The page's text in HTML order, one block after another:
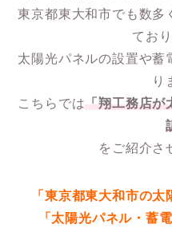
東京都東大和市でも数多
てお
太陽光パネルの設置や蓄
り
こちらでは 「翔工務店
をご紹介さ
「東京都東大和市の太
「太陽光パネル・蓄